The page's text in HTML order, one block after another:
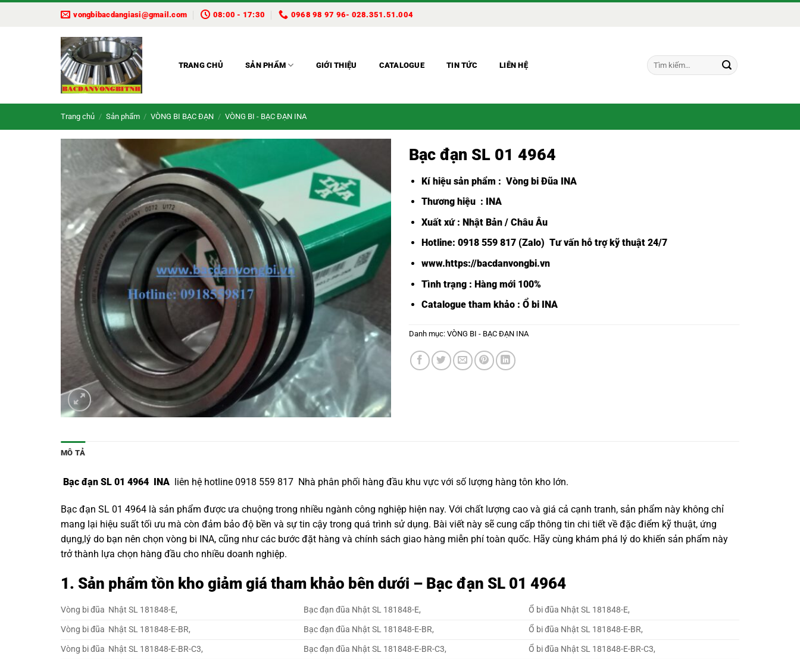
vongbibacdangiasi@gmail.com 08:00 - 17:30 0968 98 97 96- 028.351.51.004
TRANG CHỦ SẢN PHẨM GIỚI THIỆU CATALOGUE TIN TỨC LIÊN HỆ
Tìm
kiếm:
Trang chủ / Sản phẩm / VÒNG BI BẠC ĐẠN / VÒNG BI - BẠC ĐẠN INA
Bạc đạn SL 01 4964
Kí hiệu sản phẩm : Vòng bi Đũa INA
Thương hiệu : INA
Xuất xứ : Nhật Bản / Châu Âu
Hotline: 0918 559 817 (Zalo) Tư vấn hỗ trợ kỹ thuật 24/7
www.https://bacdanvongbi.vn
Tình trạng : Hàng mới 100%
Catalogue tham khảo : Ổ bi INA
Danh mục: VÒNG BI - BẠC ĐẠN INA
MÔ TẢ
Bạc đạn SL 01 4964 INA liên hệ hotline 0918 559 817 Nhà phân phối hàng đầu khu vực với số lượng hàng tôn kho lớn.
Bạc đạn SL 01 4964 là sản phẩm được ưa chuộng trong nhiều ngành công nghiệp hiện nay. Với chất lượng cao và giá cả cạnh tranh, sản phẩm này không chỉ
mang lại hiệu suất tối ưu mà còn đảm bảo độ bền và sự tin cậy trong quá trình sử dụng. Bài viết này sẽ cung cấp thông tin chi tiết về đặc điểm kỹ thuật, ứng
dụng,lý do bạn nên chọn vòng bi INA, cũng như các bước đặt hàng và chính sách giao hàng miễn phí toàn quốc. Hãy cùng khám phá lý do khiến sản phẩm này
trở thành lựa chọn hàng đầu cho nhiều doanh nghiệp.
1. Sản phẩm tồn kho giảm giá tham khảo bên dưới – Bạc đạn SL 01 4964
Vòng bi đũa Nhật SL 181848-E, Bạc đạn đũa Nhật SL 181848-E,
Ổ bi đũa Nhật SL 181848-E,
Vòng bi đũa Nhật SL 181848-E-BR,
Bạc đạn đũa Nhật SL 181848-E-BR,
Ổ bi đũa Nhật SL 181848-E-BR,
Vòng bi đũa Nhật SL 181848-E-BR-C3,
Bạc đạn đũa Nhật SL 181848-E-BR-C3,
Ổ bi đũa Nhật SL 181848-E-BR-C3,